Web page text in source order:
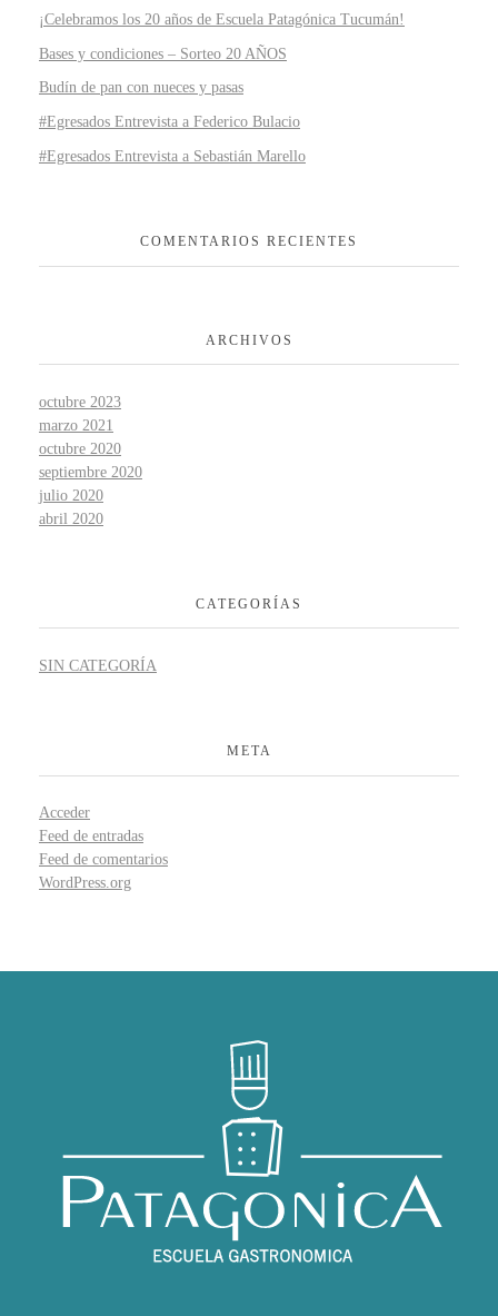
¡Celebramos los 20 años de Escuela Patagónica Tucumán!
Bases y condiciones – Sorteo 20 AÑOS
Budín de pan con nueces y pasas
#Egresados Entrevista a Federico Bulacio
#Egresados Entrevista a Sebastián Marello
COMENTARIOS RECIENTES
ARCHIVOS
octubre 2023
marzo 2021
octubre 2020
septiembre 2020
julio 2020
abril 2020
CATEGORÍAS
SIN CATEGORÍA
META
Acceder
Feed de entradas
Feed de comentarios
WordPress.org